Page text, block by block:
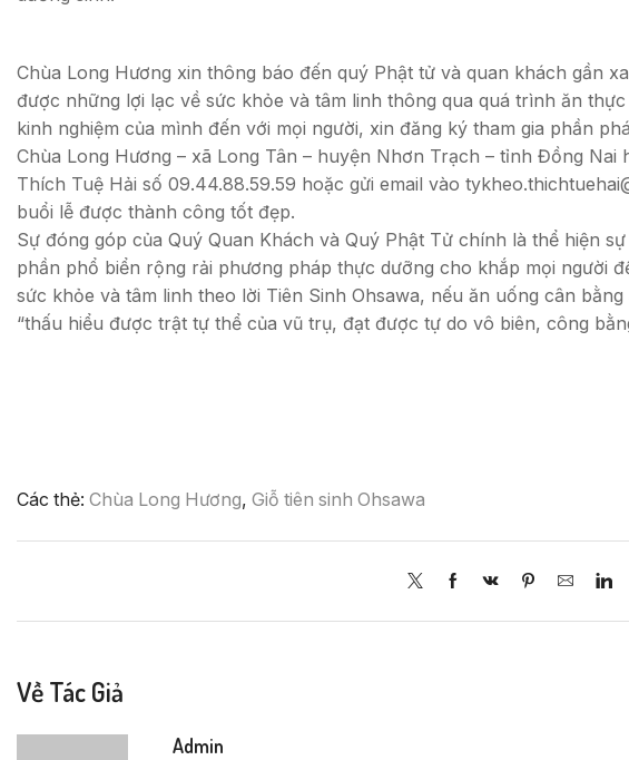
Chùa Long Hương xin thông báo đến quý Phật tử và quan khách gần
được những lợi lạc về sức khỏe và tâm linh thông qua quá trình ăn
kinh nghiệm của mình đến với mọi người, xin đăng ký tham gia phần
Chùa Long Hương – xã Long Tân – huyện Nhơn Trạch – tỉnh Đồng
Thích Tuệ Hải số 09.44.88.59.59 hoặc gửi email vào
buổi lễ được thành công tốt đẹp.
Sự đóng góp của Quý Quan Khách và Quý Phật Tử chính là thể hiện
phần phổ biển rộng rải phương pháp thực dưỡng cho khắp mọi người
sức khỏe và tâm linh theo lời Tiên Sinh Ohsawa, nếu ăn uống cân
“thấu hiểu được trật tự thể của vũ trụ, đạt được tự do vô biên, công
Các thẻ: Chùa Long Hương, Giỗ tiên sinh Ohsawa
Về Tác Giả
Admin